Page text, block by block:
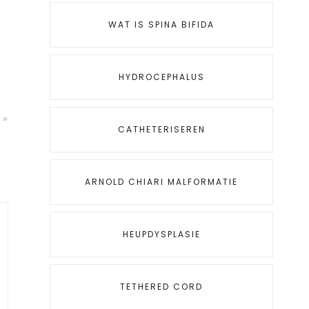
WAT IS SPINA BIFIDA
HYDROCEPHALUS
CATHETERISEREN
ARNOLD CHIARI MALFORMATIE
HEUPDYSPLASIE
TETHERED CORD